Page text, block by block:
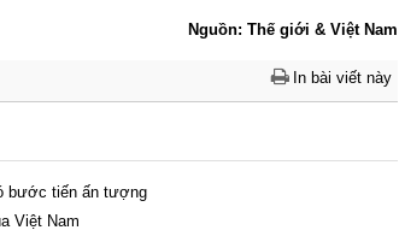
Nguồn: Thế giới & Việt Nam
In bài viết này
bước tiến ấn tượng
Việt Nam